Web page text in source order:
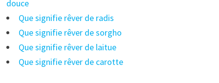
douce
Que signifie rêver de radis
Que signifie rêver de sorgho
Que signifie rêver de laitue
Que signifie rêver de carotte